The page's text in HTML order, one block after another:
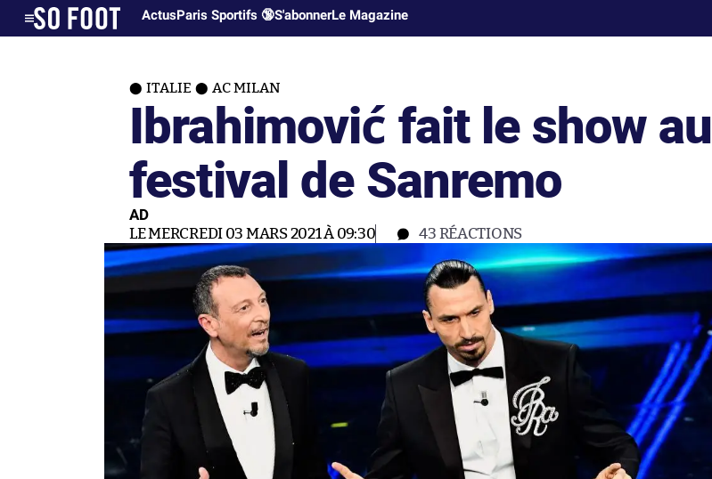
ActusParis Sportifs 🔞S'abonnerLe Magazine
ITALIE AC MILAN
Ibrahimović fait le show au
festival de Sanremo
AD
LE MERCREDI 03 MARS 2021 À 09:30 43 RÉACTIONS